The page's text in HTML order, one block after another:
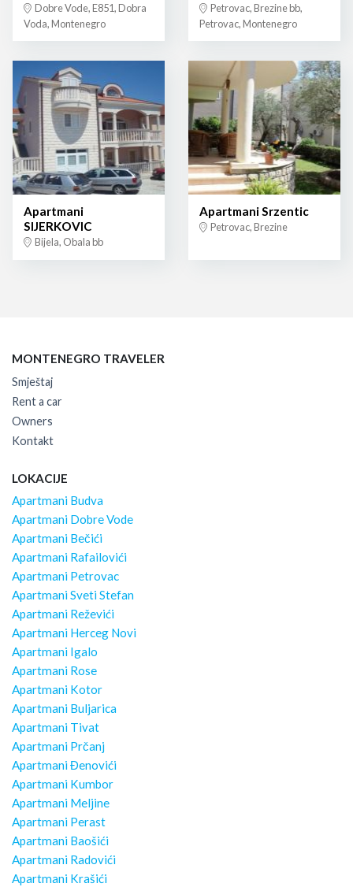
Dobre Vode, E851, Dobra
Voda, Montenegro
Petrovac, Brezine bb,
Petrovac, Montenegro
Apartmani
SIJERKOVIC
Bijela, Obala bb
Apartmani Srzentic
Petrovac, Brezine
MONTENEGRO TRAVELER
Smještaj
Rent a car
Owners
Kontakt
LOKACIJE
Apartmani Budva
Apartmani Dobre Vode
Apartmani Bečići
Apartmani Rafailovići
Apartmani Petrovac
Apartmani Sveti Stefan
Apartmani Reževići
Apartmani Herceg Novi
Apartmani Igalo
Apartmani Rose
Apartmani Kotor
Apartmani Buljarica
Apartmani Tivat
Apartmani Prčanj
Apartmani Đenovići
Apartmani Kumbor
Apartmani Meljine
Apartmani Perast
Apartmani Baošići
Apartmani Radovići
Apartmani Krašići